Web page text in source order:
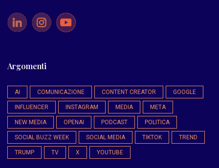
Argomenti
AI COMUNICAZIONE CONTENT CREATOR GOOGLE
INFLUENCER INSTAGRAM MEDIA META
NEW MEDIA OPENAI PODCAST POLITICA
SOCIAL BUZZ WEEK SOCIAL MEDIA TIKTOK TREND
TRUMP TV X YOUTUBE